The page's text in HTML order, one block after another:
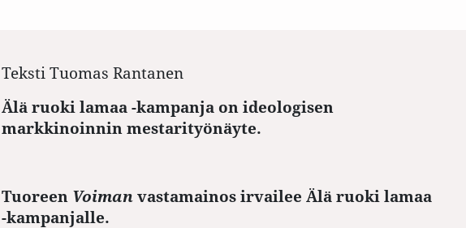
Teksti Tuomas Rantanen
Älä ruoki lamaa -kampanja on ideologisen
markkinoinnin mestarityönäyte.
Tuoreen Voiman vastamainos irvailee Älä ruoki lamaa
-kampanjalle.